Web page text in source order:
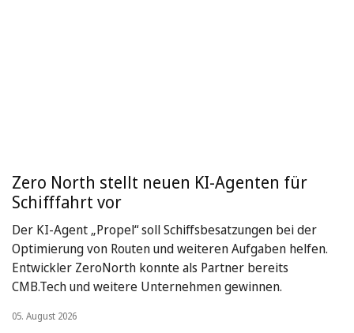
Zero North stellt neuen KI-Agenten für
Schifffahrt vor
Der KI-Agent „Propel“ soll Schiffsbesatzungen bei der
Optimierung von Routen und weiteren Aufgaben helfen.
Entwickler ZeroNorth konnte als Partner bereits
CMB.Tech und weitere Unternehmen gewinnen.
05. August 2026